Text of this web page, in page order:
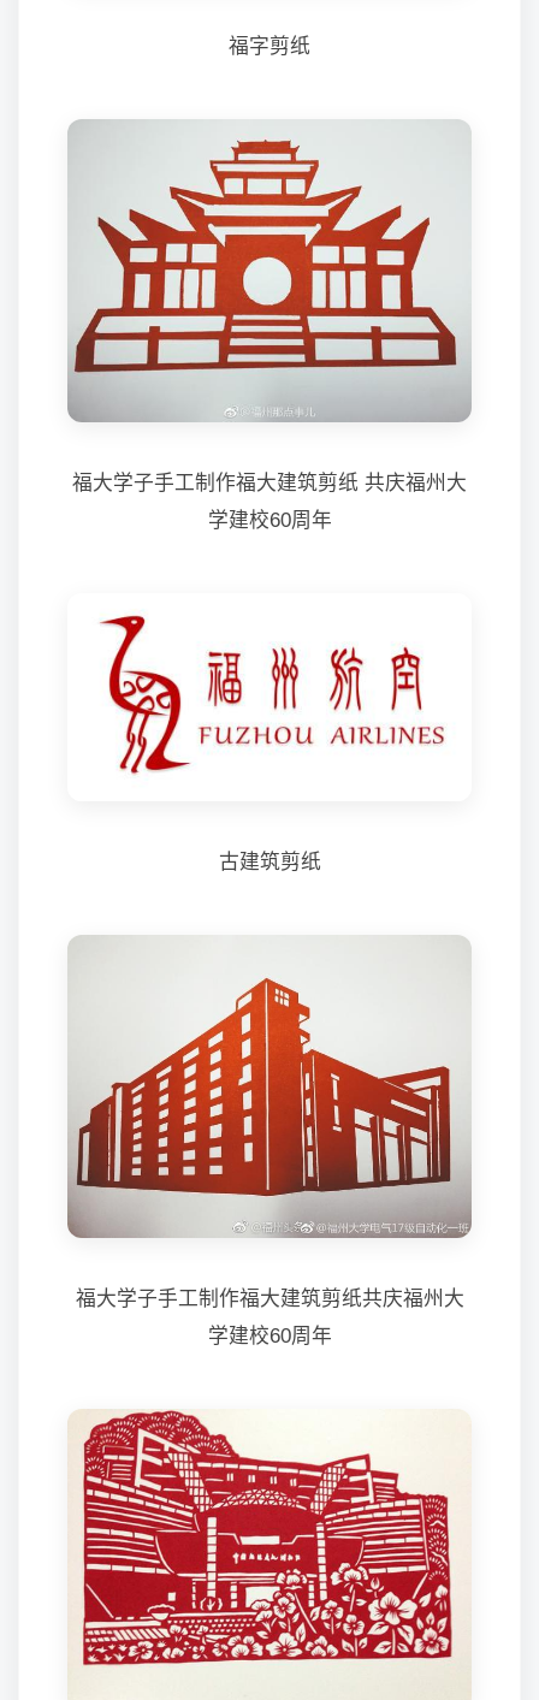
福字剪纸
福大学子手工制作福大建筑剪纸 共庆福州大
学建校60周年
古建筑剪纸
福大学子手工制作福大建筑剪纸共庆福州大
学建校60周年